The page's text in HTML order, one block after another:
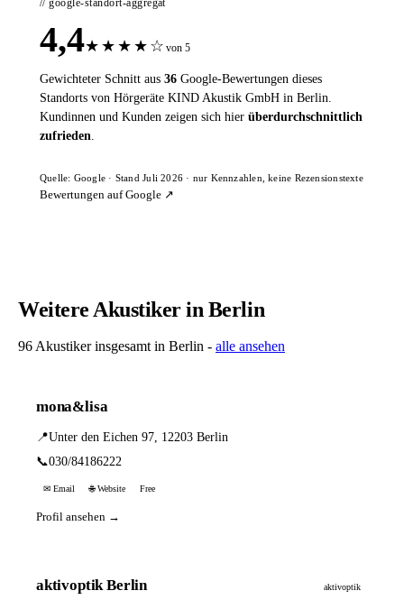
// google-standort-aggregat
4,4★ ★ ★ ★ ☆ von 5
Gewichteter Schnitt aus 36 Google-Bewertungen dieses
Standorts von Hörgeräte KIND Akustik GmbH in Berlin.
Kundinnen und Kunden zeigen sich hier überdurchschnittlich
zufrieden.
Quelle: Google · Stand Juli 2026 · nur Kennzahlen, keine Rezensionstexte
Bewertungen auf Google ↗
Weitere Akustiker in Berlin
96 Akustiker insgesamt in Berlin - alle ansehen
mona&lisa
📍Unter den Eichen 97, 12203 Berlin
📞030/84186222
✉ Email 🌐 Website Free
Profil ansehen →
aktivoptik Berlin aktivoptik